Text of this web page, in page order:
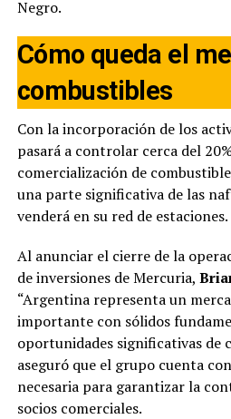
Negro.
Cómo queda el
combustibles
Con la incorporación de los
pasará a controlar cerca del
comercialización de
una parte significativa de las
venderá en su red de estaciones.
Al anunciar el cierre de la
de inversiones de Mercuria,
“Argentina representa un
importante con sólidos
oportunidades significativas de
aseguró que el grupo cuenta
necesaria para garantizar la
socios comerciales.